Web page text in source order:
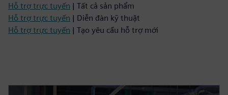
Hỗ trợ trực tuyến | Tất cả sản phẩm
Hỗ trợ trực tuyến | Diễn đàn kỹ thuật
Hỗ trợ trực tuyến | Tạo yêu cầu hỗ trợ mới